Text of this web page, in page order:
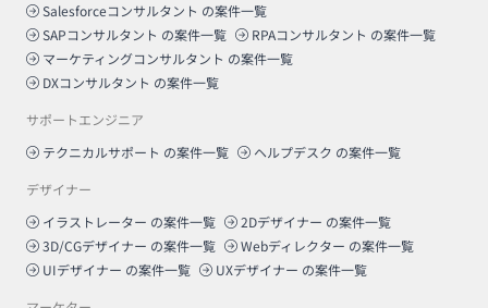
Salesforceコンサルタント の案件一覧
SAPコンサルタント の案件一覧 RPAコンサルタント の案件一覧
マーケティングコンサルタント の案件一覧
DXコンサルタント の案件一覧
サポートエンジニア
テクニカルサポート の案件一覧 ヘルプデスク の案件一覧
デザイナー
イラストレーター の案件一覧 2Dデザイナー の案件一覧
3D/CGデザイナー の案件一覧 Webディレクター の案件一覧
UIデザイナー の案件一覧 UXデザイナー の案件一覧